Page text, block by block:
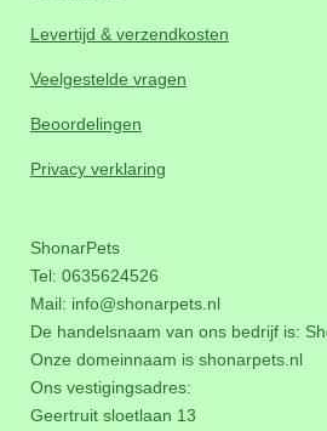
Levertijd & verzendkosten
Veelgestelde vragen
Beoordelingen
Privacy verklaring
ShonarPets
Tel: 0635624526
Mail: info@shonarpets.nl
De handelsnaam van ons bedrijf is:
Onze domeinnaam is shonarpets.nl
Ons vestigingsadres:
Geertruit sloetlaan 13